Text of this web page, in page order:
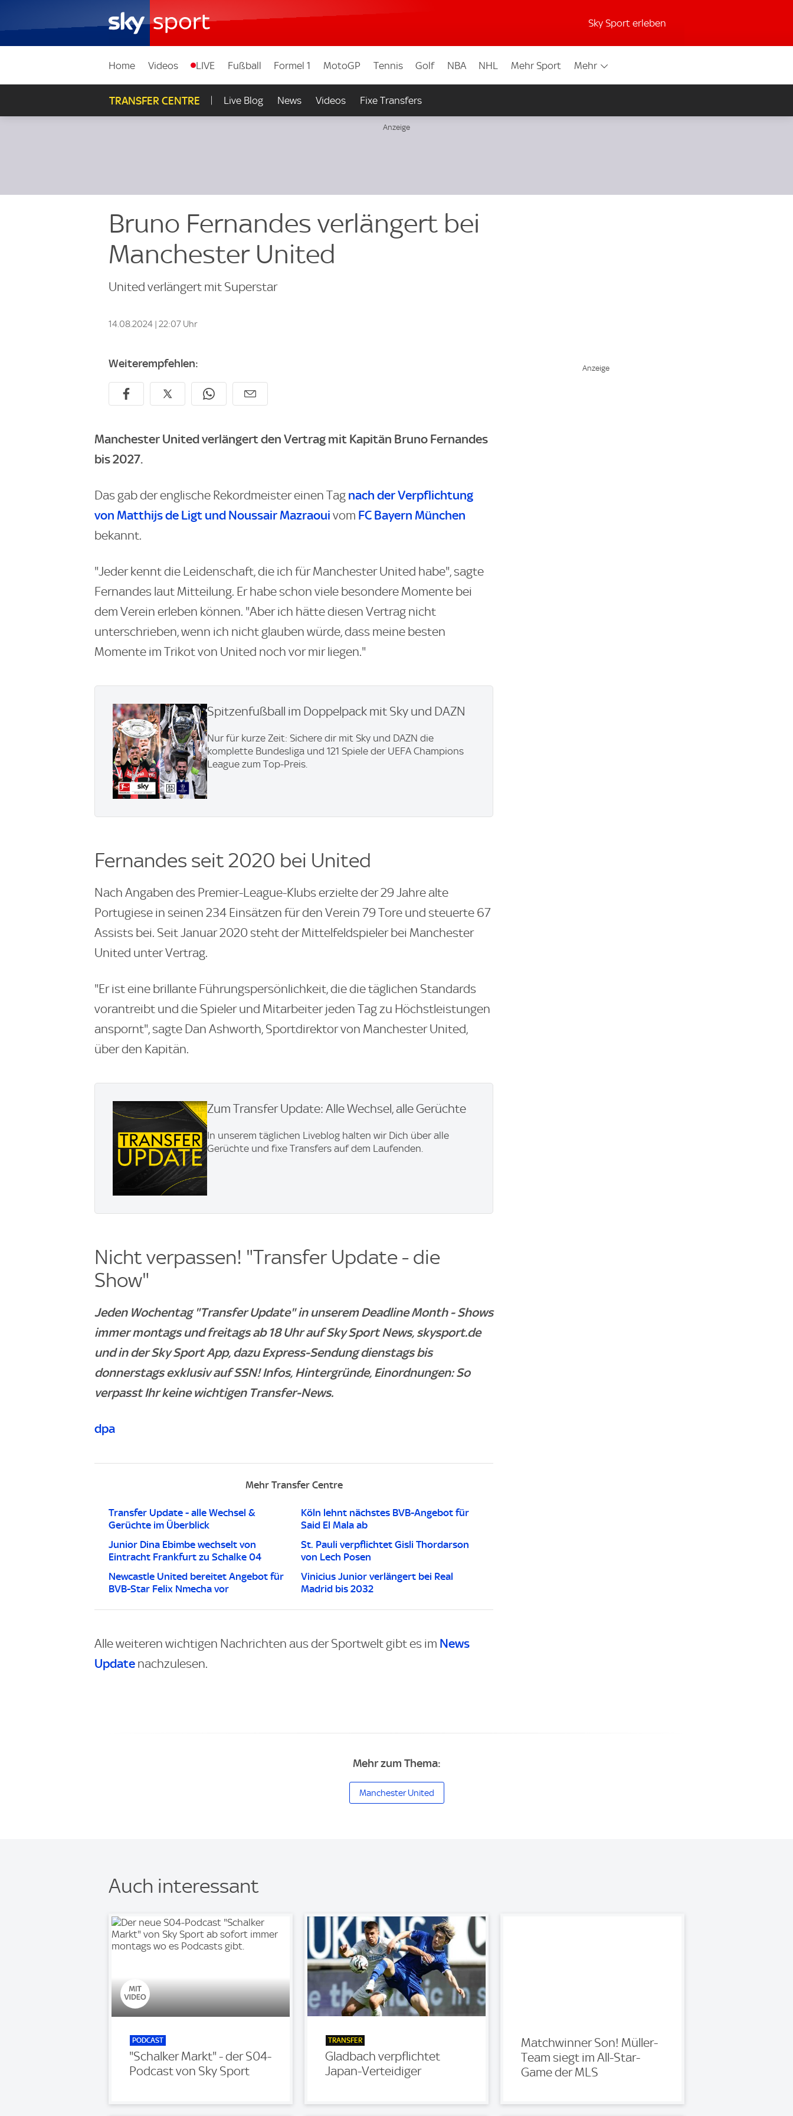
Sky Sport erleben
Home Videos LIVE Fußball Formel 1 MotoGP Tennis Golf NBA NHL Mehr Sport Mehr
TRANSFER CENTRE Live Blog News Videos Fixe Transfers
Bruno Fernandes verlängert bei
Manchester United
United verlängert mit Superstar
14.08.2024 | 22:07 Uhr
Weiterempfehlen:
Manchester United verlängert den Vertrag mit Kapitän Bruno Fernandes
bis 2027.
Das gab der englische Rekordmeister einen Tag nach der Verpflichtung
von Matthijs de Ligt und Noussair Mazraoui vom FC Bayern München
bekannt.
"Jeder kennt die Leidenschaft, die ich für Manchester United habe", sagte
Fernandes laut Mitteilung. Er habe schon viele besondere Momente bei
dem Verein erleben können. "Aber ich hätte diesen Vertrag nicht
unterschrieben, wenn ich nicht glauben würde, dass meine besten
Momente im Trikot von United noch vor mir liegen."
Spitzenfußball im Doppelpack mit Sky und DAZN
Nur für kurze Zeit: Sichere dir mit Sky und DAZN die
komplette Bundesliga und 121 Spiele der UEFA Champions
League zum Top-Preis.
Fernandes seit 2020 bei United
Nach Angaben des Premier-League-Klubs erzielte der 29 Jahre alte
Portugiese in seinen 234 Einsätzen für den Verein 79 Tore und steuerte 67
Assists bei. Seit Januar 2020 steht der Mittelfeldspieler bei Manchester
United unter Vertrag.
"Er ist eine brillante Führungspersönlichkeit, die die täglichen Standards
vorantreibt und die Spieler und Mitarbeiter jeden Tag zu Höchstleistungen
anspornt", sagte Dan Ashworth, Sportdirektor von Manchester United,
über den Kapitän.
Zum Transfer Update: Alle Wechsel, alle Gerüchte
In unserem täglichen Liveblog halten wir Dich über alle
Gerüchte und fixe Transfers auf dem Laufenden.
Nicht verpassen! "Transfer Update - die
Show"
Jeden Wochentag "Transfer Update" in unserem Deadline Month - Shows
immer montags und freitags ab 18 Uhr auf Sky Sport News, skysport.de
und in der Sky Sport App, dazu Express-Sendung dienstags bis
donnerstags exklusiv auf SSN! Infos, Hintergründe, Einordnungen: So
verpasst Ihr keine wichtigen Transfer-News.
dpa
Mehr Transfer Centre
Transfer Update - alle Wechsel &
Gerüchte im Überblick
Köln lehnt nächstes BVB-Angebot für
Said El Mala ab
Junior Dina Ebimbe wechselt von
Eintracht Frankfurt zu Schalke 04
St. Pauli verpflichtet Gisli Thordarson
von Lech Posen
Newcastle United bereitet Angebot für
BVB-Star Felix Nmecha vor
Vinicius Junior verlängert bei Real
Madrid bis 2032
Alle weiteren wichtigen Nachrichten aus der Sportwelt gibt es im News
Update nachzulesen.
Mehr zum Thema:
Manchester United
Auch interessant
PODCAST
"Schalker Markt" - der S04-
Podcast von Sky Sport
TRANSFER
Gladbach verpflichtet
Japan-Verteidiger
Matchwinner Son! Müller-
Team siegt im All-Star-
Game der MLS